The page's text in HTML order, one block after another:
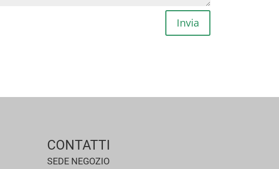
Invia
CONTATTI
SEDE NEGOZIO